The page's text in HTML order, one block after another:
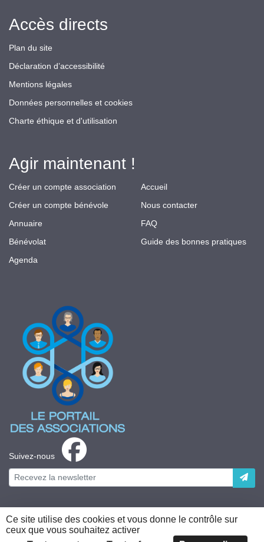
Suivez-nous
Accès directs
Plan du site
Déclaration d’accessibilité
Mentions légales
Données personnelles et cookies
Charte éthique et d'utilisation
Agir maintenant !
Créer un compte association
Créer un compte bénévole
Annuaire
Bénévolat
Agenda
Accueil
Nous contacter
FAQ
Guide des bonnes pratiques
Plateforme développée en France par
Ce site utilise des cookies et vous donne le contrôle sur
ceux que vous souhaitez activer